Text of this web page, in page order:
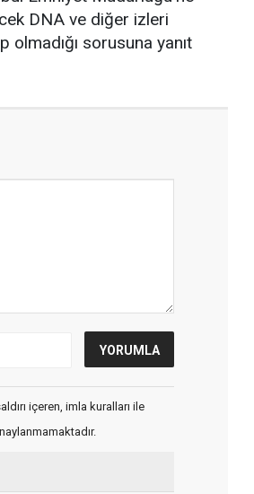
DNA ve diğer izleri
olmadığı sorusuna yanıt
içeren, imla kuralları ile